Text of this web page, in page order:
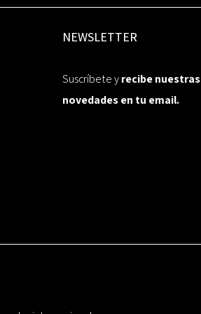
NEWSLETTER
Suscríbete yrecibe nuestras
novedades en tu email.